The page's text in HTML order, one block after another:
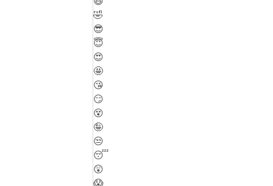
🤣
😎
😇
😍
🤩
😘
😏
😵
🤪
😒
😴
😲
😱